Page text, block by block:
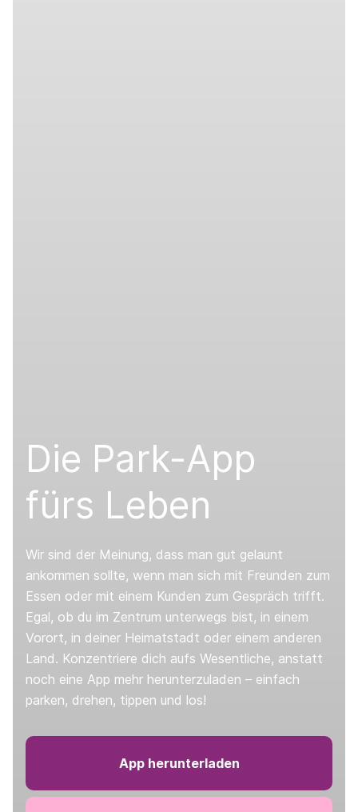
Die Park-App
fürs Leben
Wir sind der Meinung, dass man gut gelaunt
ankommen sollte, wenn man sich mit Freunden zum
Essen oder mit einem Kunden zum Gespräch trifft.
Egal, ob du im Zentrum unterwegs bist, in einem
Vorort, in deiner Heimatstadt oder einem anderen
Land. Konzentriere dich aufs Wesentliche, anstatt
noch eine App mehr herunterzuladen – einfach
parken, drehen, tippen und los!
App herunterladen